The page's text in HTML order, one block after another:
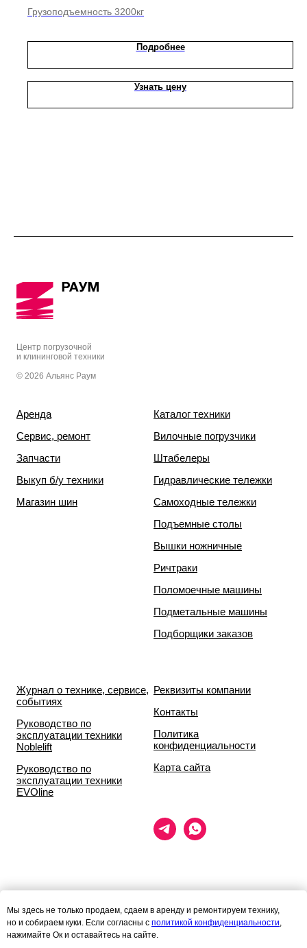
Грузоподъемность 3200кг
Подробнее
Узнать цену
Центр погрузочной
и клининговой техники
© 2026 Альянс Раум
Аренда
Сервис, ремонт
Запчасти
Выкуп б/у техники
Магазин шин
Каталог техники
Вилочные погрузчики
Штабелеры
Гидравлические тележки
Самоходные тележки
Подъемные столы
Вышки ножничные
Ричтраки
Поломоечные машины
Подметальные машины
Подборщики заказов
Журнал о технике, сервисе,
событиях
Руководство по
эксплуатации техники
Noblelift
Руководство по
эксплуатации техники
EVOline
Реквизиты компании
Контакты
Политика
конфиденциальности
Карта сайта
при каких условиях
информационные материалы и цены, размещённые на сайте, не
Мы здесь не только продаем, сдаем в аренду и ремонтируем технику,
но и собираем куки. Если согласны с политикой конфиденциальности,
нажимайте Ок и оставайтесь на сайте.